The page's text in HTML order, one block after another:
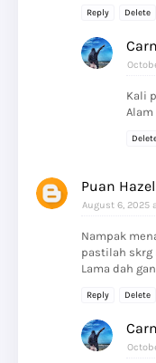
Reply Delete
Kali
Alam
Puan Hazel
August 6, 2025
Nampak
pastilah skrg
Lama dah
Reply Delete